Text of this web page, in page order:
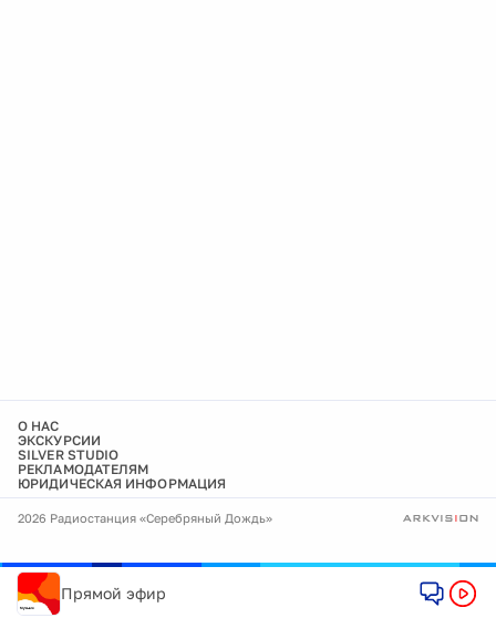
О НАС
ЭКСКУРСИИ
SILVER STUDIO
РЕКЛАМОДАТЕЛЯМ
ЮРИДИЧЕСКАЯ ИНФОРМАЦИЯ
2026 Радиостанция «Серебряный Дождь»
Прямой эфир